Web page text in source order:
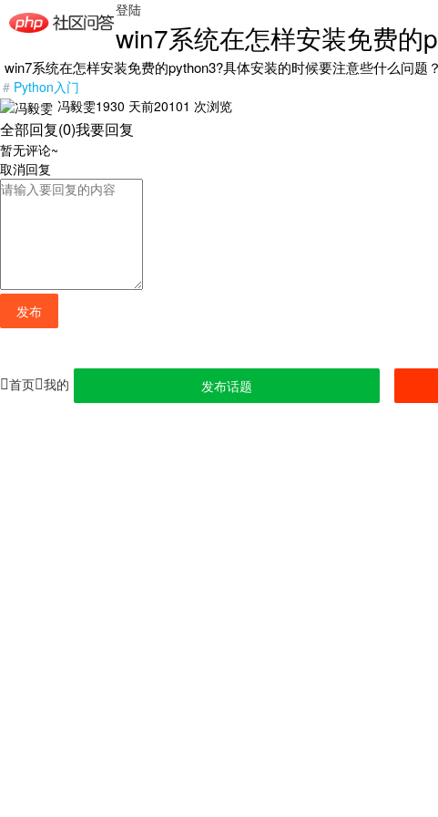
登陆
win7系统在怎样安装免费的
win7系统在怎样安装免费的python3?具体安装的时候要注意些什么问题？
# Python入门
冯毅雯1930 天前20101 次浏览
全部回复(0)我要回复
暂无评论~
取消回复
发布
首页 我的 发布话题